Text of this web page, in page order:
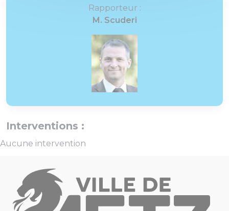
Rapporteur :
M. Scuderi
Interventions :
Aucune intervention